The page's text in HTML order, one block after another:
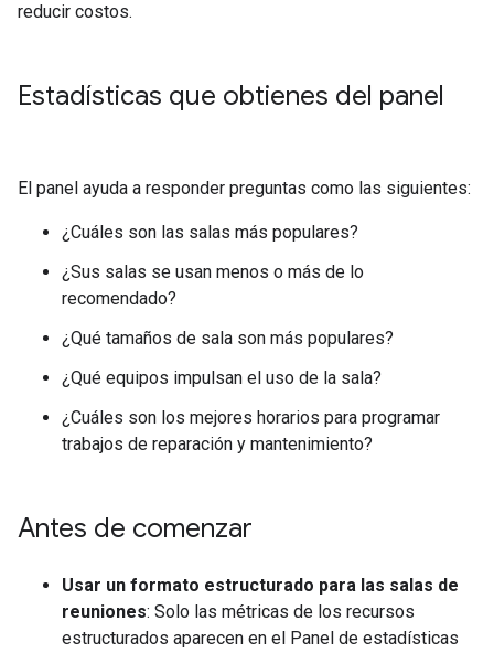
reducir costos.
Estadísticas que obtienes del panel
El panel ayuda a responder preguntas como las siguientes:
¿Cuáles son las salas más populares?
¿Sus salas se usan menos o más de lo
recomendado?
¿Qué tamaños de sala son más populares?
¿Qué equipos impulsan el uso de la sala?
¿Cuáles son los mejores horarios para programar
trabajos de reparación y mantenimiento?
Antes de comenzar
Usar un formato estructurado para las salas de
reuniones: Solo las métricas de los recursos
estructurados aparecen en el Panel de estadísticas